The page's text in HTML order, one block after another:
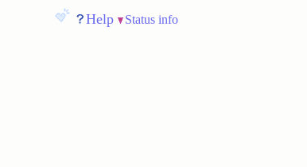
Help Status info